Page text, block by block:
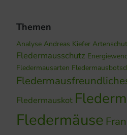
Themen
Analyse Andreas Kiefer
Fledermausschutz
Fledermausarten
Fledermauskot
Fledermäuse